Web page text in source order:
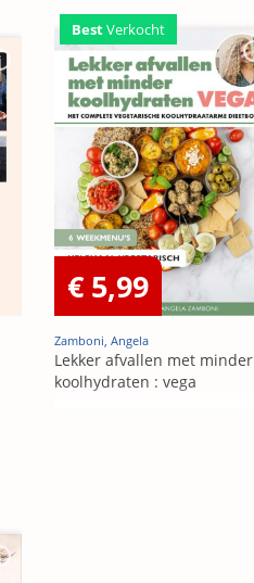
BestVerkocht
€ 5,99
Zamboni, Angela
Lekker afvallen met minder
koolhydraten : vega